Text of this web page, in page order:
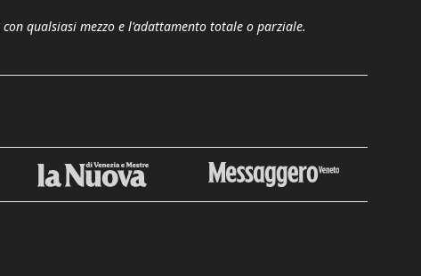
qualsiasi mezzo e l'adattamento totale o parziale.